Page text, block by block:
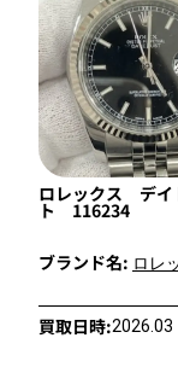
ロレックス デイ
ト 116234
ブランド名: ロレ
買取日時:2026.03